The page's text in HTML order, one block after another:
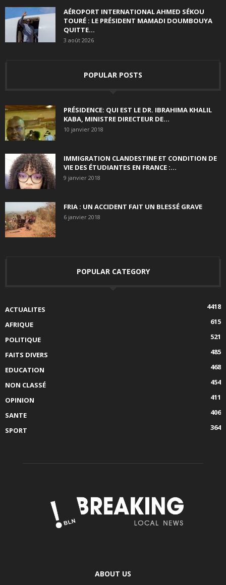
AÉROPORT INTERNATIONAL AHMED SÉKOU
TOURÉ : LE PRÉSIDENT MAMADI DOUMBOUYA
QUITTE...
3 août 2026
POPULAR POSTS
PRÉSIDENCE: QUI EST LE DR. IBRAHIMA KHALIL
KABA, MINISTRE DIRECTEUR DE...
10 janvier 2018
IMMIGRATION CLANDESTINE ET CONDITION DE
VIE DES ÉTUDIANTES EN FRANCE :...
9 janvier 2018
FRIA : UN ACCIDENT FAIT UN BLESSÉ GRAVE
6 janvier 2018
POPULAR CATEGORY
ACTUALITES
4418
AFRIQUE
615
POLITIQUE
521
FAITS DIVERS
485
EDUCATION
468
NON CLASSÉ
454
OPINION
411
SANTE
406
SPORT
364
ABOUT US